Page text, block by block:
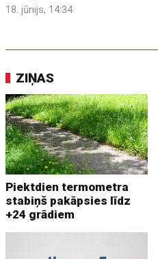
18. jūnijs, 14:34
ZIŅAS
Piektdien termometra
stabiņš pakāpsies līdz
+24 grādiem